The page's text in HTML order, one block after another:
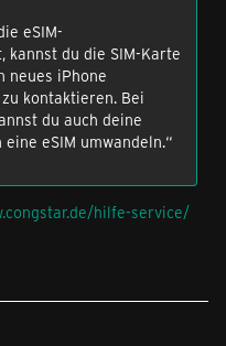
eSIM-
du die SIM-Karte
neues iPhone
kontaktieren. Bei
du auch deine
eSIM umwandeln.“
hilfe-service/